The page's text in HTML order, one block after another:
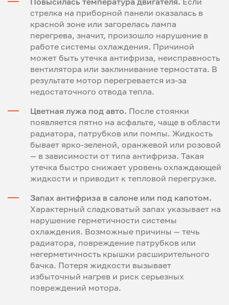
стрелка на приборной панели оказалась в
красной зоне или загорелась лампа
перегрева, значит, произошло нарушение в
работе системы охлаждения. Причиной
может быть утечка антифриза, неисправность
вентилятора или заклинивание термостата. В
результате мотор перегревается из-за
недостаточного отвода тепла.
Цветная лужа под авто. После стоянки
появляется пятно на асфальте, чаще в области
радиатора, патрубков или помпы. Жидкость
бывает ярко-зеленой, оранжевой или розовой
— в зависимости от типа антифриза. Такая
утечка быстро снижает уровень охлаждающей
жидкости и приводит к тепловой перегрузке.
Запах антифриза в салоне или под капотом.
Характерный сладковатый запах указывает на
нарушение герметичности системы
охлаждения. Возможные причины — течь
радиатора, повреждение патрубков или
негерметичность крышки расширительного
бачка. Потеря жидкости вызывает
избыточный нагрев и риск серьезных
повреждений мотора.